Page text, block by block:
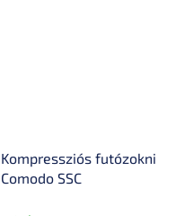
Kompressziós futózokni
Comodo SSC